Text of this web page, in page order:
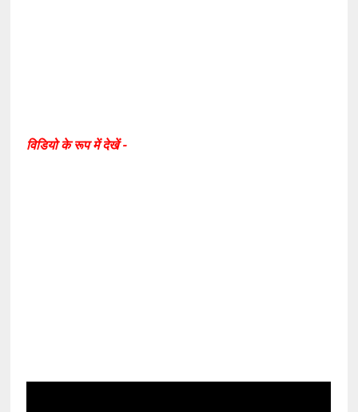
विडियो के रूप में देखें -